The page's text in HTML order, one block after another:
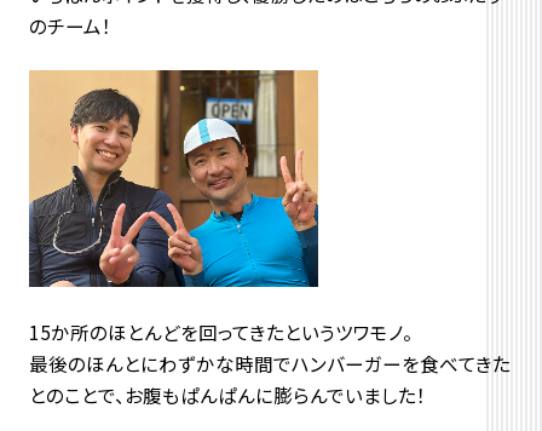
のチーム！
15か所のほとんどを回ってきたというツワモノ。
最後のほんとにわずかな時間でハンバーガーを食べてきた
とのことで、お腹もぱんぱんに膨らんでいました！